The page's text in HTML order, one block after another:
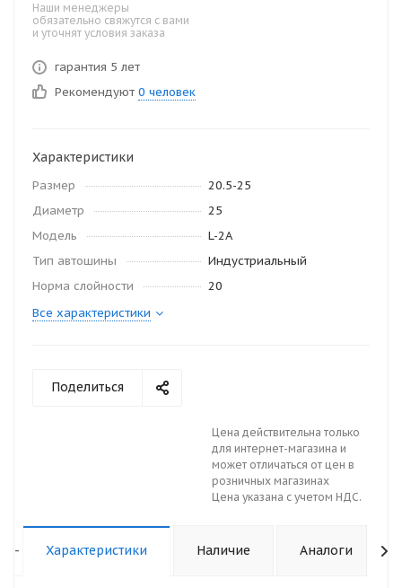
Наши менеджеры
обязательно свяжутся с вами
и уточнят условия заказа
гарантия 5 лет
Рекомендуют 0 человек
Характеристики
Размер
20.5-25
Диаметр
25
Модель
L-2A
Тип автошины
Индустриальный
Норма слойности
20
Все характеристики
Поделиться
Цена действительна только
для интернет-магазина и
может отличаться от цен в
розничных магазинах
Цена указана с учетом НДС.
- Характеристики Наличие Аналоги